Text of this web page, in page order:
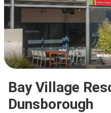
Bay Village
Dunsborough